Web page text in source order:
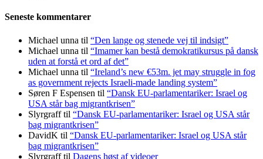
Seneste kommentarer
Michael unna til “Den lange og stenede vej til indsigt”
Michael unna til “Imamer kan bestå demokratikursus på dansk
uden at forstå et ord af det”
Michael unna til “Ireland’s new €53m. jet may struggle in fog
as government rejects Israeli-made landing system”
Søren F Espensen til “Dansk EU-parlamentariker: Israel og
USA står bag migrantkrisen”
Slyrgrafftil “Dansk EU-parlamentariker: Israel og USA står
bag migrantkrisen”
DavidK til “Dansk EU-parlamentariker: Israel og USA står
bag migrantkrisen”
Slyrgrafftil Dagens høst af videoer